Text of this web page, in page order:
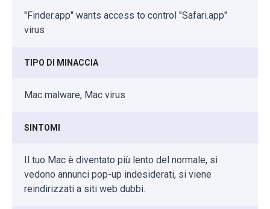
"Finder.app" wants access to control "Safari.app"
virus
TIPO DI MINACCIA
Mac malware, Mac virus
SINTOMI
Il tuo Mac è diventato più lento del normale, si
vedono annunci pop-up indesiderati, si viene
reindirizzati a siti web dubbi.